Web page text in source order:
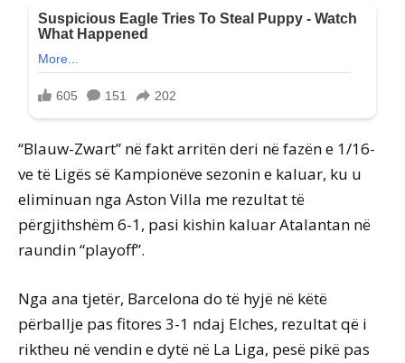
“Blauw-Zwart” në fakt arritën deri në fazën e 1/16-
ve të Ligës së Kampionëve sezonin e kaluar, ku u
eliminuan nga Aston Villa me rezultat të
përgjithshëm 6-1, pasi kishin kaluar Atalantan në
raundin “playoff”.
Nga ana tjetër, Barcelona do të hyjë në këtë
përballje pas fitores 3-1 ndaj Elches, rezultat që i
riktheu në vendin e dytë në La Liga, pesë pikë pas